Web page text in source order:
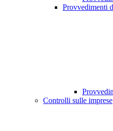
Provvedimenti
Controlli sulle imprese